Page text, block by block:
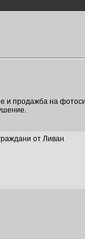
и продажба на
от Ливан